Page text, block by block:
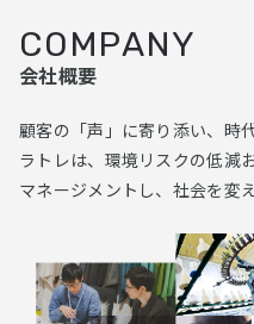
COMPANY
会社概要
顧客の「声」に寄り添い、時
ラトレは、環境リスクの低減
マネージメントし、社会を変